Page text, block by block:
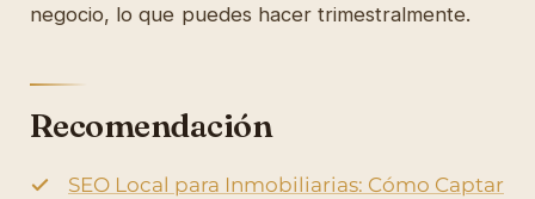
negocio, lo que puedes hacer trimestralmente.
Recomendación
SEO Local para Inmobiliarias: Cómo Captar